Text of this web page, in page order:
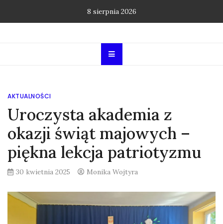
8 sierpnia 2026
AKTUALNOŚCI
Uroczysta akademia z
okazji świąt majowych –
piękna lekcja patriotyzmu
30 kwietnia 2025 Monika Wojtyra